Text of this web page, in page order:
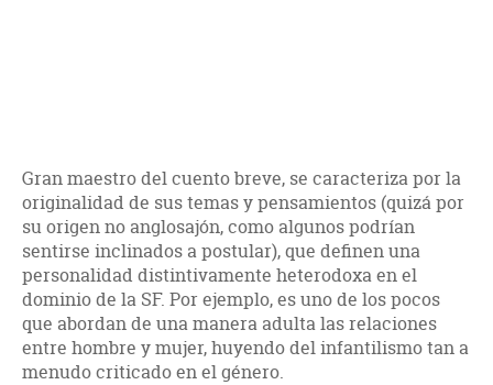
Gran maestro del cuento breve, se caracteriza por la
originalidad de sus temas y pensamientos (quizá por
su origen no anglosajón, como algunos podrían
sentirse inclinados a postular), que definen una
personalidad distintivamente heterodoxa en el
dominio de la SF. Por ejemplo, es uno de los pocos
que abordan de una manera adulta las relaciones
entre hombre y mujer, huyendo del infantilismo tan a
menudo criticado en el género.